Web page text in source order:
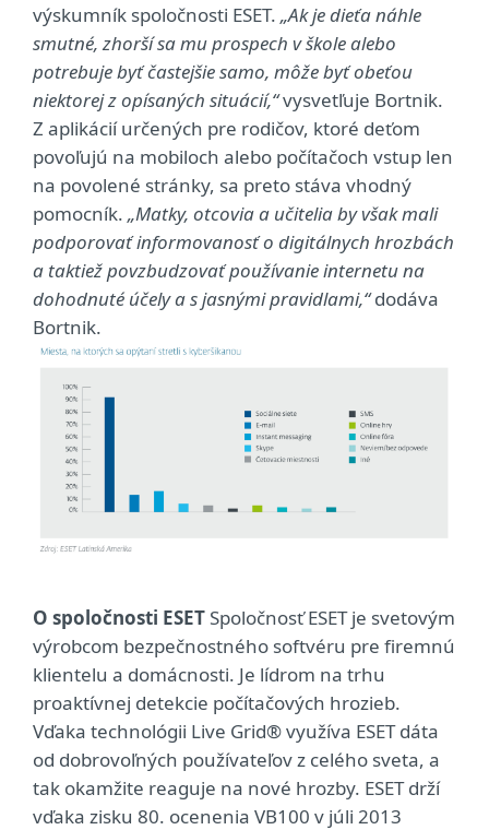
výskumník spoločnosti ESET. „Ak je dieťa náhle
smutné, zhorší sa mu prospech v škole alebo
potrebuje byť častejšie samo, môže byť obeťou
niektorej z opísaných situácií,“vysvetľuje Bortnik.
Z aplikácií určených pre rodičov, ktoré deťom
povoľujú na mobiloch alebo počítačoch vstup len
na povolené stránky, sa preto stáva vhodný
pomocník. „Matky, otcovia a učitelia by však mali
podporovať informovanosť o digitálnych hrozbách
a taktiež povzbudzovať používanie internetu na
dohodnuté účely a s jasnými pravidlami,“dodáva
Bortnik.
O spoločnosti ESET Spoločnosť ESET je svetovým
výrobcom bezpečnostného softvéru pre firemnú
klientelu a domácnosti. Je lídrom na trhu
proaktívnej detekcie počítačových hrozieb.
Vďaka technológii Live Grid® využíva ESET dáta
od dobrovoľných používateľov z celého sveta, a
tak okamžite reaguje na nové hrozby. ESET drží
vďaka zisku 80. ocenenia VB100 v júli 2013